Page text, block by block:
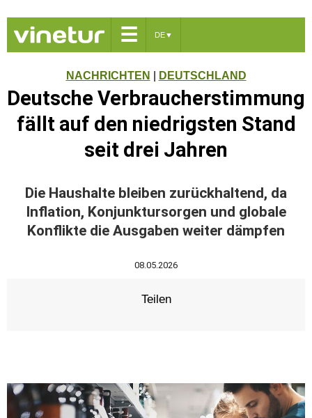
☰ DE▼
NACHRICHTEN DEUTSCHLAND
Deutsche Verbraucherstimmung
fällt auf den niedrigsten Stand
seit drei Jahren
Die Haushalte bleiben zurückhaltend, da
Inflation, Konjunktursorgen und globale
Konflikte die Ausgaben weiter dämpfen
08.05.2026
Teilen